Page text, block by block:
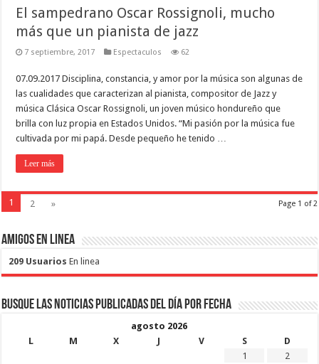
El sampedrano Oscar Rossignoli, mucho
más que un pianista de jazz
7 septiembre, 2017 Espectaculos 62
07.09.2017 Disciplina, constancia, y amor por la música son algunas de
las cualidades que caracterizan al pianista, compositor de Jazz y
música Clásica Oscar Rossignoli, un joven músico hondureño que
brilla con luz propia en Estados Unidos. “Mi pasión por la música fue
cultivada por mi papá. Desde pequeño he tenido …
Leer más
Page 1 of 2
1 2 »
Amigos en Linea
209 Usuarios En linea
Busque las noticias publicadas del día por fecha
agosto 2026
L
M X J V S
D
1
2